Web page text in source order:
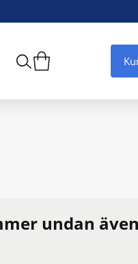
undan